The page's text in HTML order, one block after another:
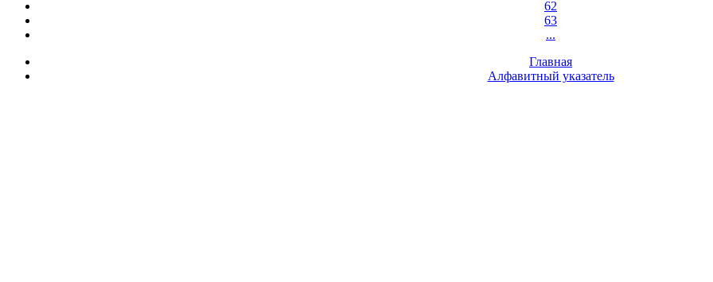
62
63
...
Главная
Алфавитный указатель